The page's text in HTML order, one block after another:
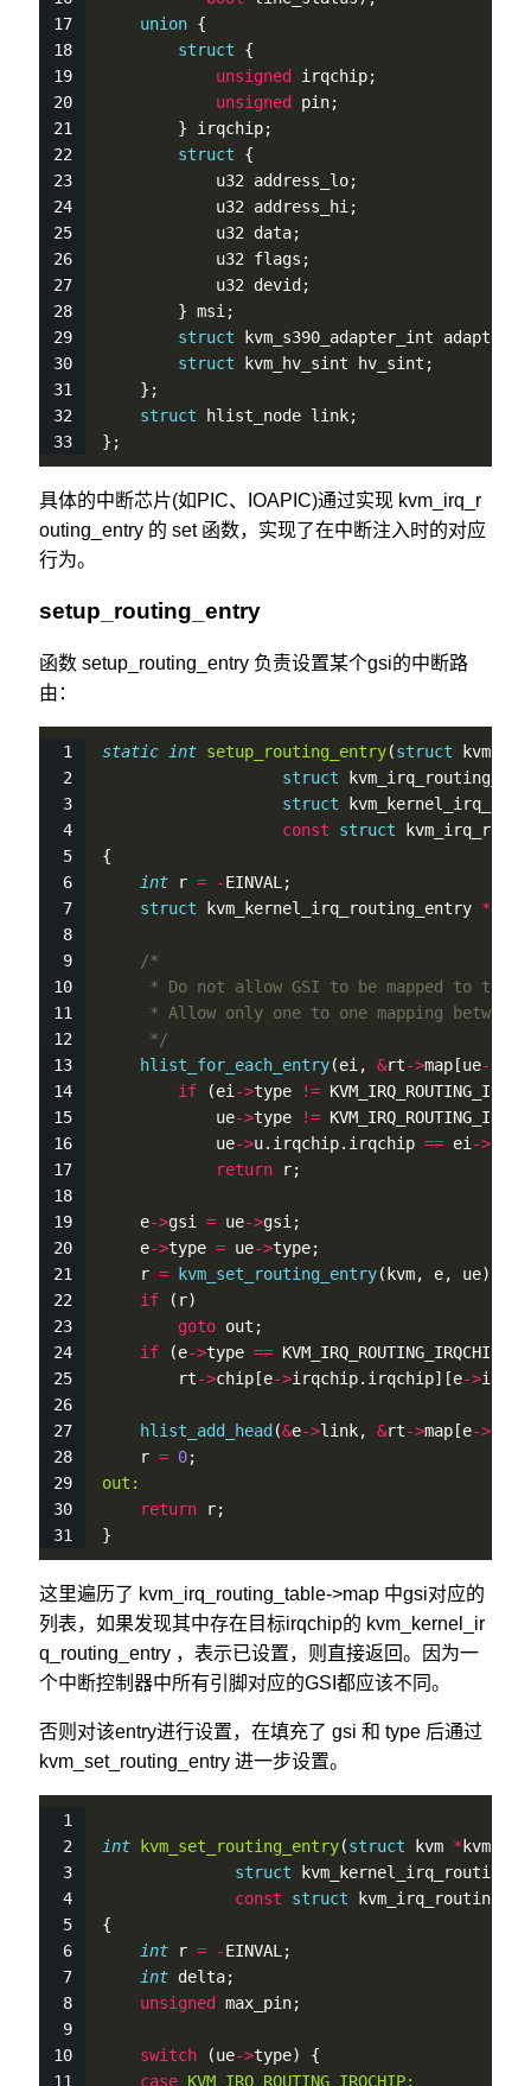
union {
struct {
unsigned
irqchip;
unsigned
pin;
        } irqchip;
struct {
            u32 address_lo;
            u32 address_hi;
            u32 data;
            u32 flags;
            u32 devid;
        } msi;
struct kvm_s390_adapter_int adapter;
struct kvm_hv_sint hv_sint;
    };
struct hlist_node link;
};
具体的中断芯片(如PIC、IOAPIC)通过实现 kvm_irq_r
outing_entry 的 set 函数，实现了在中断注入时的对应
行为。
setup_routing_entry
函数 setup_routing_entry 负责设置某个gsi的中断路
由：
static int setup_routing_entry(struct kvm
struct
struct
const
struct
{
int r = -EINVAL;
struct kvm_kernel_irq_routing_entry *
/*
* Do not allow GSI to be mapped to the
* Allow only one to one mapping between
     */
hlist_for_each_entry(ei, &rt->map[ue->
if (ei ->type !=
            ue
->type !=
            ue
->u.irqchip.irqchip == ei ->
return r;
    e
->gsi = ue->gsi;
    e
->type = ue->type;
    r
= kvm_set_routing_entry(kvm, e, ue);
if (r)
goto out;
if (e->type == KVM_IRQ_ROUTING_IRQCHIP)
        rt
->chip[e->irqchip.irqchip][e->
hlist_add_head (&e->link, &rt->map[e->
    r
= 0;
out:
return r;
}
这里遍历了 kvm_irq_routing_table->map 中gsi对应的
列表，如果发现其中存在目标irqchip的 kvm_kernel_ir
q_routing_entry ，表示已设置，则直接返回。因为一
个中断控制器中所有引脚对应的GSI都应该不同。
否则对该entry进行设置，在填充了 gsi 和 type 后通过
kvm_set_routing_entry 进一步设置。
int kvm_set_routing_entry(struct kvm * kvm,
struct
const
struct
{
int r = -EINVAL;
int delta;
unsigned
max_pin;
switch (ue->type) {
case KVM_IRQ_ROUTING_IRQCHIP: